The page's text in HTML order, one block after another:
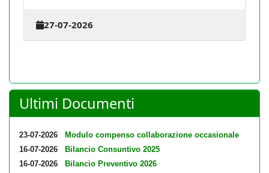
27-07-2026
Ultimi Documenti
23-07-2026
Modulo compenso collaborazione occasionale
16-07-2026
Bilancio Consuntivo 2025
16-07-2026
Bilancio Preventivo 2026